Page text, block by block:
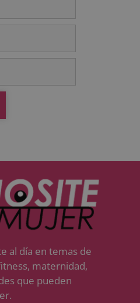
al día en temas de
maternidad,
que pueden